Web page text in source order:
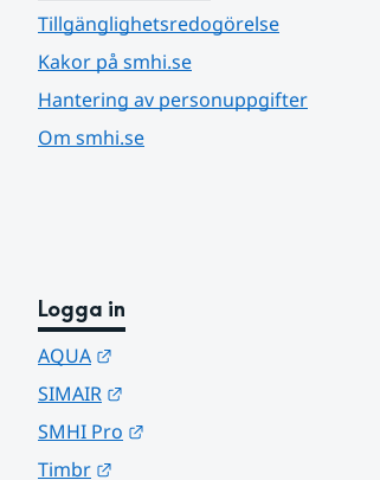
Tillgänglighetsredogörelse
Kakor på smhi.se
Hantering av personuppgifter
Om smhi.se
Logga in
AQUA
SIMAIR
SMHI Pro
Timbr